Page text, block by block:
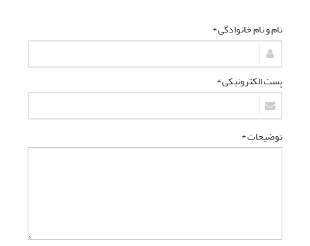
نام و نام خانوادگی *
پست الکترونیکی *
توضیحات *